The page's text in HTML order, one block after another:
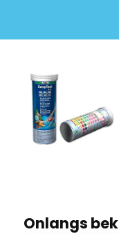
Onlangs